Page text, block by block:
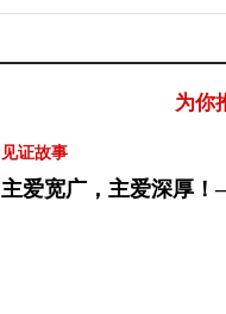
为你
见证故事
主爱宽广，主爱深厚